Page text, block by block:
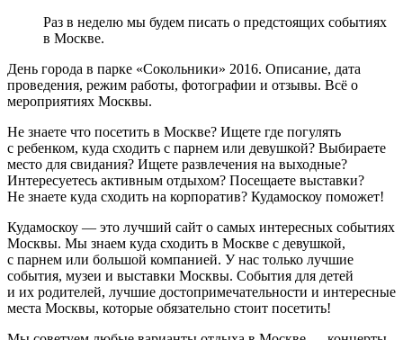
Раз в неделю мы будем писать о предстоящих событиях
в Москве.
День города в парке «Сокольники» 2016. Описание, дата
проведения, режим работы, фотографии и отзывы. Всё о
мероприятиях Москвы.
Не знаете что посетить в Москве? Ищете где погулять
с ребенком, куда сходить с парнем или девушкой? Выбираете
место для свидания? Ищете развлечения на выходные?
Интересуетесь активным отдыхом? Посещаете выставки?
Не знаете куда сходить на корпоратив? Кудамоскоу поможет!
Кудамоскоу — это лучший сайт о самых интересных событиях
Москвы. Мы знаем куда сходить в Москве с девушкой,
с парнем или большой компанией. У нас только лучшие
события, музеи и выставки Москвы. События для детей
и их родителей, лучшие достопримечательности и интересные
места Москвы, которые обязательно стоит посетить!